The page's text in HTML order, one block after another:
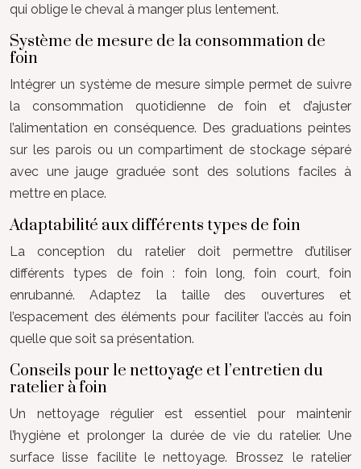
qui oblige le cheval à manger plus lentement.
Système de mesure de la consommation de
foin
Intégrer un système de mesure simple permet de suivre
la consommation quotidienne de foin et d’ajuster
l’alimentation en conséquence. Des graduations peintes
sur les parois ou un compartiment de stockage séparé
avec une jauge graduée sont des solutions faciles à
mettre en place.
Adaptabilité aux différents types de foin
La conception du ratelier doit permettre d’utiliser
différents types de foin : foin long, foin court, foin
enrubanné. Adaptez la taille des ouvertures et
l’espacement des éléments pour faciliter l’accès au foin
quelle que soit sa présentation.
Conseils pour le nettoyage et l’entretien du
ratelier à foin
Un nettoyage régulier est essentiel pour maintenir
l’hygiène et prolonger la durée de vie du ratelier. Une
surface lisse facilite le nettoyage. Brossez le ratelier